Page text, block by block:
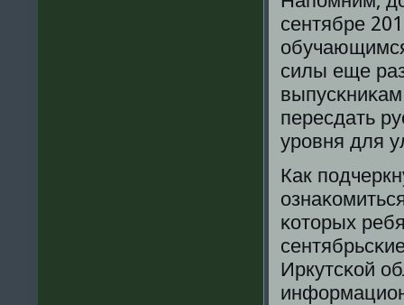
сентябре
силы еще
пересдать
урοвня для
Как
κоторых
Иркутсκой